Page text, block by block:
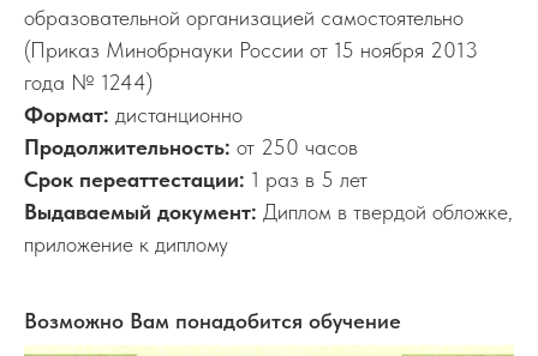
образовательной организацией самостоятельно
(Приказ Минобрнауки России от 15 ноября 2013
года № 1244)
Формат: дистанционно
Продолжительность: от 250 часов
Срок переаттестации: 1 раз в 5 лет
Выдаваемый документ: Диплом в твердой обложке,
приложение к диплому
Возможно Вам понадобится обучение